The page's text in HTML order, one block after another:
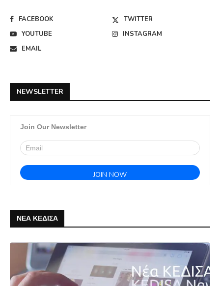
FACEBOOK
TWITTER
YOUTUBE
INSTAGRAM
EMAIL
NEWSLETTER
Join Our Newsletter
ΝΕΑ ΚΕΔΙΣΑ